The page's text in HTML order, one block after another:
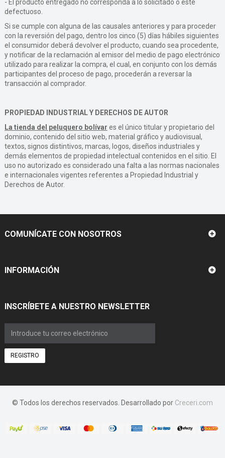
- El producto entregado no corresponda a lo solicitado o esté
defectuoso.
Si se cumple con alguna de las causales anteriores y para proceder
con la reversión del pago, dentro los cinco (5) días hábiles siguientes
el consumidor deberá devolver el producto, cuando sea procedente,
y notificar de la reclamación al emisor del medio de pago electrónico
utilizado para realizar la compra, el cual, en conjunto con los demás
participantes del proceso de pago, procederán a reversar la
transacción al comprador.
PROPIEDAD INDUSTRIAL Y DERECHOS DE AUTOR
La tienda del peluquero bolívar es el único titular y propietario del
dominio, contenido del sitio web, material gráfico y audiovisual,
textos, signos distintivos, marcas, logos, diseños industriales y
demás elementos de propiedad intelectual contenidos en el sitio. El
uso no autorizado es considerado una falta a las normas nacionales
e internacionales vigentes referentes a Propiedad Industrial y
Derechos de Autor.
COMUNÍCATE CON NOSOTROS
INFORMACIÓN
INSCRÍBETE A NUESTRO NEWSLETTER
REGISTRO
© Todos los derechos reservados. Desarrollado por Creceri.com